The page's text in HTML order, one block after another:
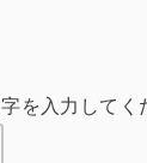
を入力してく